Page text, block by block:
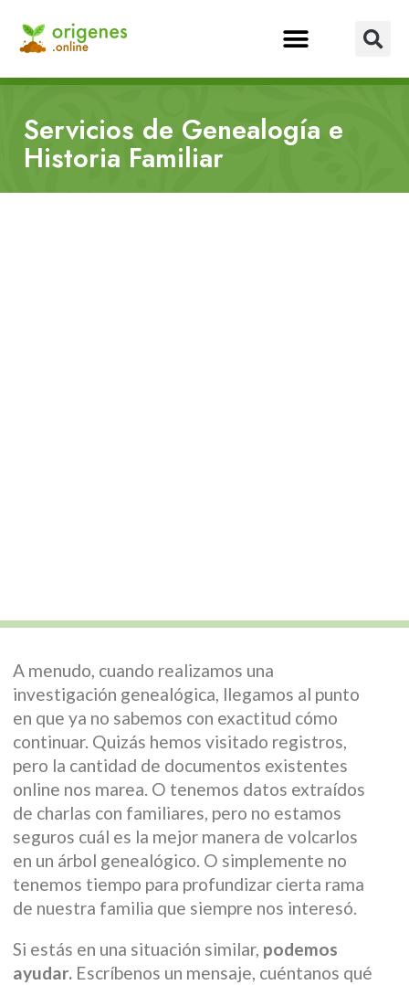
Servicios de Genealogía e
Historia Familiar
A menudo, cuando realizamos una
investigación genealógica, llegamos al punto
en que ya no sabemos con exactitud cómo
continuar. Quizás hemos visitado registros,
pero la cantidad de documentos existentes
online nos marea. O tenemos datos extraídos
de charlas con familiares, pero no estamos
seguros cuál es la mejor manera de volcarlos
en un árbol genealógico. O simplemente no
tenemos tiempo para profundizar cierta rama
de nuestra familia que siempre nos interesó.
Si estás en una situación similar, podemos
ayudar. Escríbenos un mensaje, cuéntanos qué